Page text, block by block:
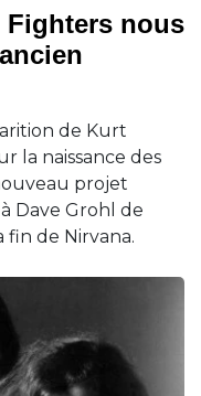
Fighters nous
de Kurt
la naissance des
projet
Dave Grohl de
de Nirvana.